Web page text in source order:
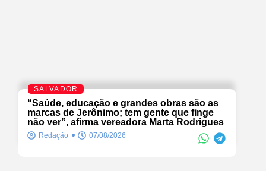
SALVADOR
“Saúde, educação e grandes obras são as
marcas de Jerônimo; tem gente que finge
não ver”, afirma vereadora Marta Rodrigues
Redação 07/08/2026